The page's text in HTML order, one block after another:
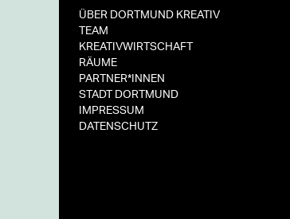
ÜBER DORTMUND KREATIV
TEAM
KREATIVWIRTSCHAFT
RÄUME
PARTNER*INNEN
STADT DORTMUND
IMPRESSUM
DATENSCHUTZ